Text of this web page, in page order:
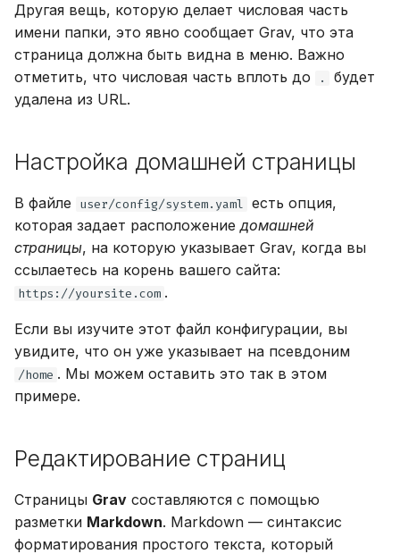
Другая вещь, которую делает числовая часть
имени папки, это явно сообщает Grav, что эта
страница должна быть видна в меню. Важно
отметить, что числовая часть вплоть до
.
будет
удалена из URL.
Настройка домашней страницы
В файле user/config/system.yaml есть опция,
которая задает расположениедомашней
страницы, на которую указывает Grav, когда вы
ссылаетесь на корень вашего сайта:
https://yoursite.com .
Если вы изучите этот файл конфигурации, вы
увидите, что он уже указывает на псевдоним
/home . Мы можем оставить это так в этом
примере.
Редактирование страниц
Страницы Grav составляются с помощью
разметки Markdown. Markdown — синтаксис
форматирования простого текста, который